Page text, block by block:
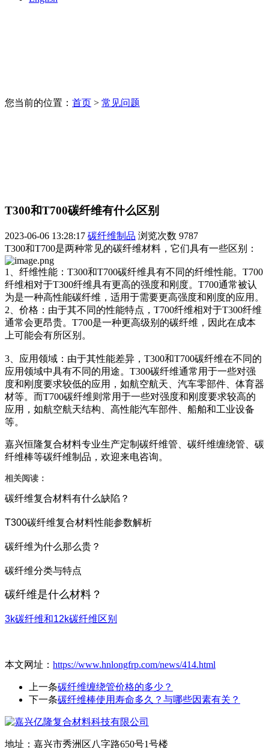
您当前的位置： 首页 > 常见问题
T300和T700碳纤维有什么区别
2023-06-06 13:28:17 碳纤维制品 浏览次数 9787
T300和T700是两种常见的碳纤维材料，它们具有一些区别：
1、纤维性能：T300和T700碳纤维具有不同的纤维性能。T700
纤维相对于T300纤维具有更高的强度和刚度。T700通常被认
为是一种高性能碳纤维，适用于需要更高强度和刚度的应用。
2、价格：由于其不同的性能特点，T700纤维相对于T300纤维
通常会更昂贵。T700是一种更高级别的碳纤维，因此在成本
上可能会有所区别。
3、应用领域：由于其性能差异，T300和T700碳纤维在不同的
应用领域中具有不同的用途。T300碳纤维通常用于一些对强
度和刚度要求较低的应用，如航空航天、汽车零部件、体育器
材等。而T700碳纤维则常用于一些对强度和刚度要求较高的
应用，如航空航天结构、高性能汽车部件、船舶和工业设备
等。
嘉兴恒隆复合材料专业生产定制碳纤维管、碳纤维缠绕管、碳
纤维棒等碳纤维制品，欢迎来电咨询。
相关阅读：
碳纤维复合材料有什么缺陷？
T300碳纤维复合材料性能参数解析
碳纤维为什么那么贵？
碳纤维分类与特点
碳纤维是什么材料？
3k碳纤维和12k碳纤维区别
本文网址： https://www.hnlongfrp.com/news/414.html
上一条碳纤维缠绕管价格的多少？
下一条碳纤维棒使用寿命多久？与哪些因素有关？
地址：嘉兴市秀洲区八字路650号1号楼